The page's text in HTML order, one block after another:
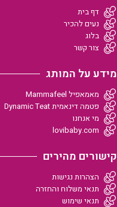
דף בית
נעים להכיר
בלוג
צור קשר
מידע על המותג
מאמאפיל Mammafeel
פטמה דינאמית Dynamic Teat
מי אנחנו
lovibaby.com
קישורים מהירים
הצהרות נגישות
תנאי משלוח והחזרה
תנאי שימוש